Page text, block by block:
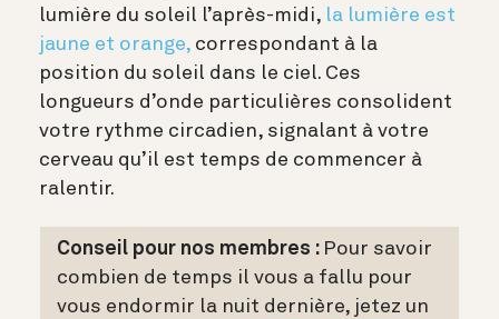
lumière du soleil l’après-midi, la lumière est
jaune et orange, correspondant à la
position du soleil dans le ciel. Ces
longueurs d’onde particulières consolident
votre rythme circadien, signalant à votre
cerveau qu’il est temps de commencer à
ralentir.
Conseil pour nos membres : Pour savoir
combien de temps il vous a fallu pour
vous endormir la nuit dernière, jetez un